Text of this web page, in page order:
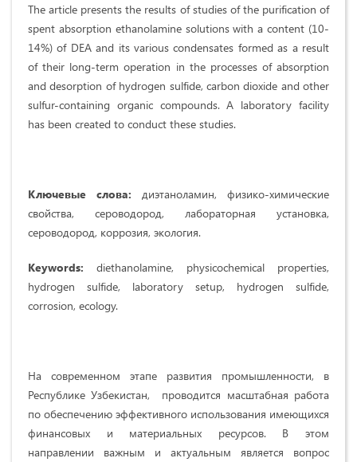
The article presents the results of studies of the purification of
spent absorption ethanolamine solutions with a content (10-
14%) of DEA and its various condensates formed as a result
of their long-term operation in the processes of absorption
and desorption of hydrogen sulfide, carbon dioxide and other
sulfur-containing organic compounds. A laboratory facility
has been created to conduct these studies.
Ключевые слова: диэтаноламин, физико-химические
свойства, сероводород, лабораторная установка,
сероводород, коррозия, экология.
Keywords: diethanolamine, physicochemical properties,
hydrogen sulfide, laboratory setup, hydrogen sulfide,
corrosion, ecology.
На современном этапе развития промышленности, в
Республике Узбекистан, проводится масштабная работа
по обеспечению эффективного использования имеющихся
финансовых и материальных ресурсов. В этом
направлении важным и актуальным является вопрос